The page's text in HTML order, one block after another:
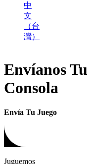
中
文
（台
灣）
Envíanos
Consola
Envía Tu Juego
Juguemos